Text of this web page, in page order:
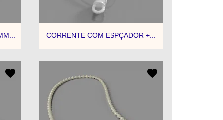
Visualização rápida
CORRENTE COM ESPÇADOR +...